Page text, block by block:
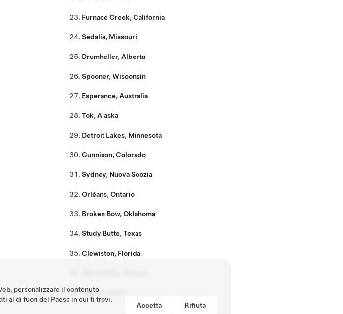
Furnace Creek, California
Sedalia, Missouri
Drumheller, Alberta
Spooner, Wisconsin
Esperance, Australia
Tok, Alaska
Detroit Lakes, Minnesota
Gunnison, Colorado
Sydney, Nuova Scozia
Orléans, Ontario
Broken Bow, Oklahoma
Study Butte, Texas
Clewiston, Florida
Stanley, Idaho
personalizzare il contenuto
al di fuori del Paese in cui ti trovi.
Accetta Rifiuta